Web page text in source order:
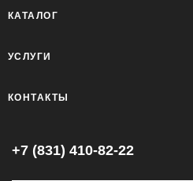
КАТАЛОГ
УСЛУГИ
КОНТАКТЫ
+7 (831) 410-82-22